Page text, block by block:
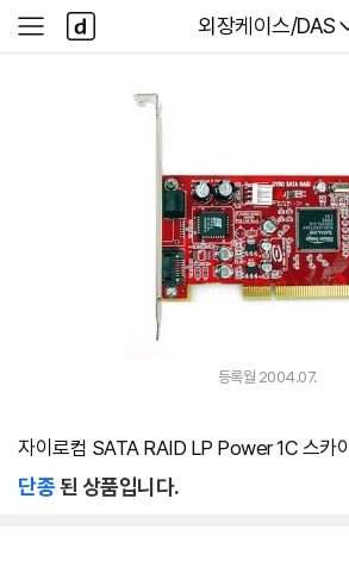
다나와
외장케이스/DAS
사
이
다
나
와
등록월 2004.07.
자이로컴 SATA RAID LP Power 1C 스카이
단종된 상품입니다.